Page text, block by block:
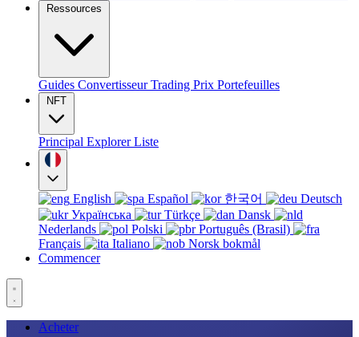
Ressources
Guides ConvertisseurTrading Prix Portefeuilles
NFT
Principal ExplorerListe
English Español 한국어
Deutsch
Українська
Türkçe
Dansk
Nederlands
Polski
Português (Brasil)
Français
Italiano
Norsk bokmål
Commencer
Acheter